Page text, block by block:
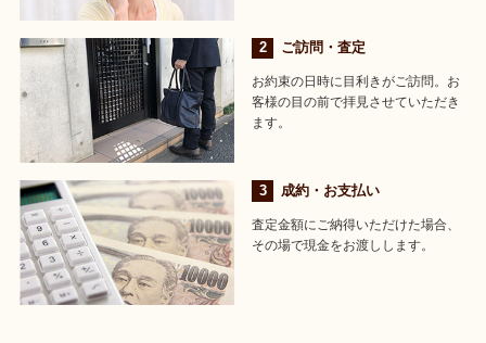
ご訪問・査定
お約束の日時に目利きがご訪問。お
客様の目の前で拝見させていただき
ます。
成約・お支払い
査定金額にご納得いただけた場合、
その場で現金をお渡しします。